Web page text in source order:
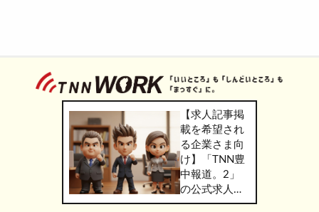
【求人記事掲
載を希望され
る企業さま向
け】「TNN豊
中報道。2」
の公式求人情
報サービス